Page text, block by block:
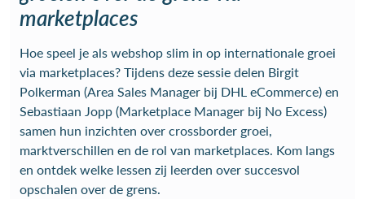
marketplaces
Hoe speel je als webshop slim in op internationale groei
via marketplaces? Tijdens deze sessie delen Birgit
Polkerman (Area Sales Manager bij DHL eCommerce) en
Sebastiaan Jopp (Marketplace Manager bij No Excess)
samen hun inzichten over crossborder groei,
marktverschillen en de rol van marketplaces. Kom langs
en ontdek welke lessen zij leerden over succesvol
opschalen over de grens.